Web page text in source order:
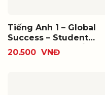
Tiếng Anh 1 – Global
Success – Student
book (Bộ SGK thống
nhất)
20.500 VNĐ